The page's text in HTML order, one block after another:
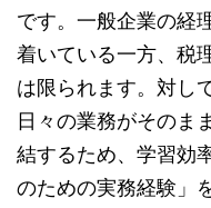
です。一般企業の経
着いている一方、税
は限られます。対し
日々の業務がそのま
結するため、学習効
のための実務経験」